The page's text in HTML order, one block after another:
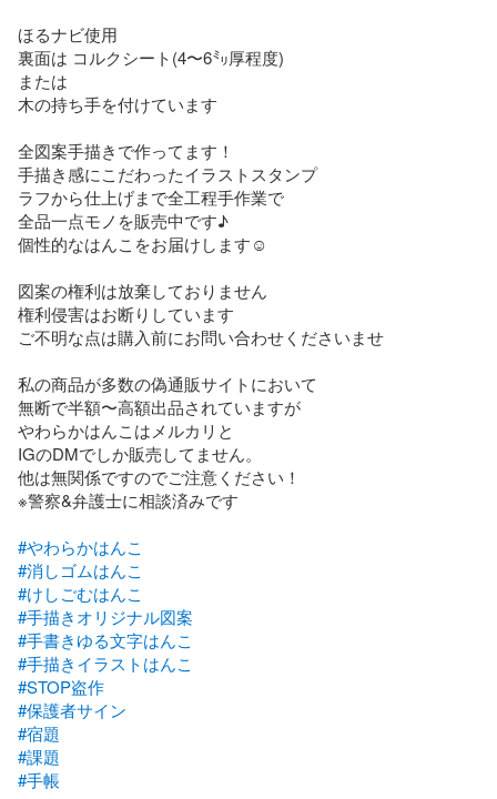
ほるナビ使用
裏面は コルクシート(4〜6㍉厚程度)
または
木の持ち手を付けています
全図案手描きで作ってます！
手描き感にこだわったイラストスタンプ
ラフから仕上げまで全工程手作業で
全品一点モノを販売中です♪
個性的なはんこをお届けします☺︎
図案の権利は放棄しておりません
権利侵害はお断りしています
ご不明な点は購入前にお問い合わせくださいませ
私の商品が多数の偽通販サイトにおいて
無断で半額〜高額出品されていますが
やわらかはんこはメルカリと
IGのDMでしか販売してません。
他は無関係ですのでご注意ください！
※警察&弁護士に相談済みです
#やわらかはんこ
#消しゴムはんこ
#けしごむはんこ
#手描きオリジナル図案
#手書きゆる文字はんこ
#手描きイラストはんこ
#STOP盗作
#保護者サイン
#宿題
#課題
#手帳